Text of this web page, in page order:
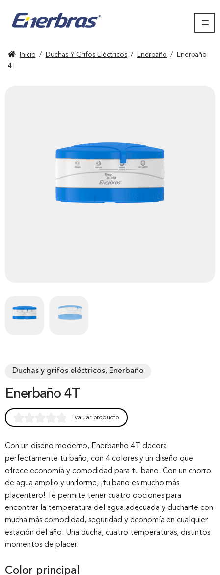
Inicio / Duchas Y Grifos Eléctricos / Enerbaño /
Enerbaño
4T
Duchas y grifos eléctricos, Enerbaño
Enerbaño 4T
out of 0
based on
rating
Evaluar producto
Con un diseño moderno, Enerbanho 4T decora
perfectamente tu baño, con 4 colores y un diseño que
ofrece economía y comodidad para tu baño. Con un chorro
de agua amplio y uniforme, ¡tu baño es mucho más
placentero! Te permite tener cuatro opciones para
encontrar la temperatura del agua adecuada y ducharte con
mucha más comodidad, seguridad y economía en cualquier
estación del año. Una ducha, cuatro temperaturas, distintos
momentos de placer.
Color principal